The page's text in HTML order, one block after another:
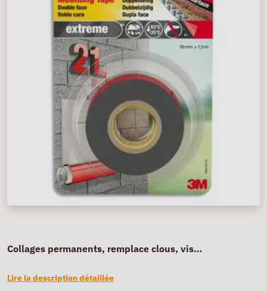
Collages permanents, remplace clous, vis…
Lire la description détaillée